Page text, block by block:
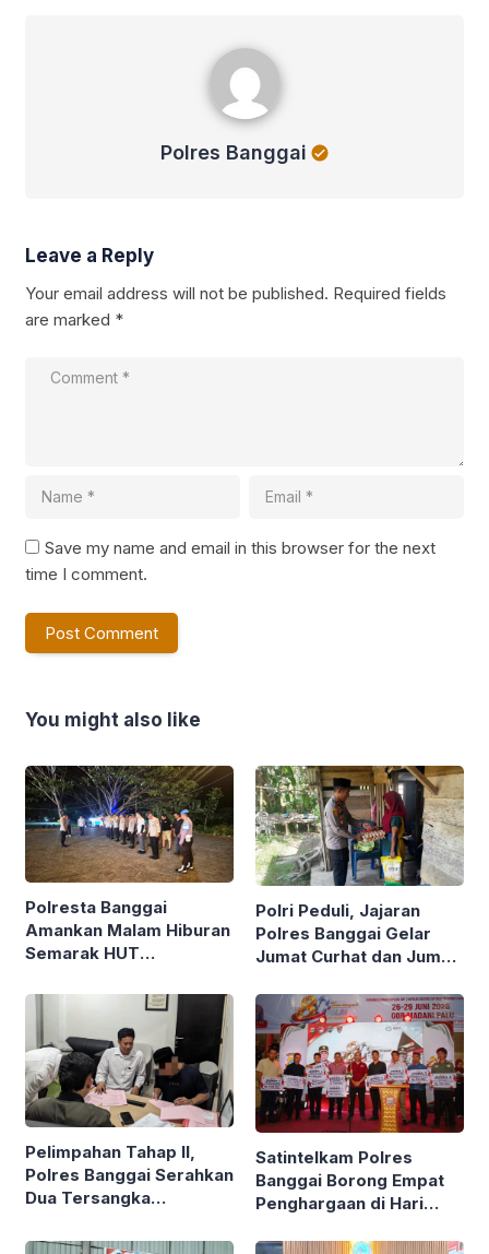
Polres Banggai
Leave a Reply
Your email address will not be published. Required fields
are marked *
Save my name and email in this browser for the next
time I comment.
You might also like
Polresta Banggai
Amankan Malam Hiburan
Semarak HUT
Polri Peduli, Jajaran
Polres Banggai Gelar
Jumat Curhat dan Jumat
Warga Sekaligus Bagi
Sembako
Pelimpahan Tahap II,
Polres Banggai Serahkan
Dua Tersangka
Satintelkam Polres
Banggai Borong Empat
Penghargaan di Hari
Polda Sulteng